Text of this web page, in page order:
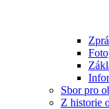
Sbor pro
Z historie